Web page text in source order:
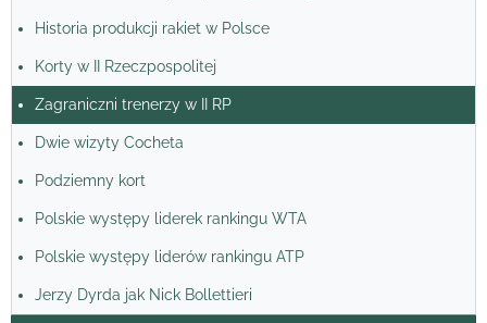
Historia produkcji rakiet w Polsce
Korty w II Rzeczpospolitej
Zagraniczni trenerzy w II RP
Dwie wizyty Cocheta
Podziemny kort
Polskie występy liderek rankingu WTA
Polskie występy liderów rankingu ATP
Jerzy Dyrda jak Nick Bollettieri